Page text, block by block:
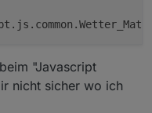
"Javascript
nicht sicher wo ich